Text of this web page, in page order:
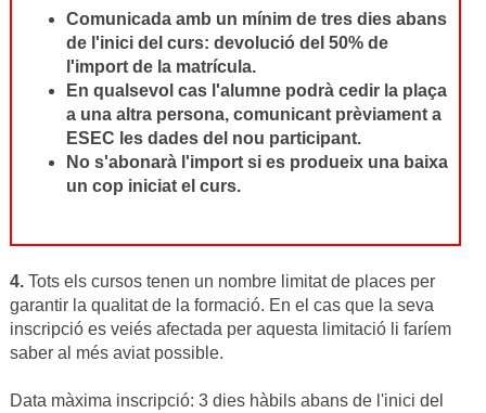
Comunicada amb un mínim de tres dies abans
de l'inici del curs: devolució del 50% de
l'import de la matrícula.
En qualsevol cas l'alumne podrà cedir la plaça
a una altra persona, comunicant prèviament a
ESEC les dades del nou participant.
No s'abonarà l'import si es produeix una baixa
un cop iniciat el curs.
4. Tots els cursos tenen un nombre limitat de places per
garantir la qualitat de la formació. En el cas que la seva
inscripció es veiés afectada per aquesta limitació li faríem
saber al més aviat possible.
Data màxima inscripció: 3 dies hàbils abans de l'inici del